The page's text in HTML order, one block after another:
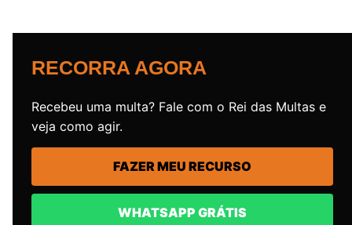
RECORRA AGORA
Recebeu uma multa? Fale com o Rei das Multas e
veja como agir.
FAZER MEU RECURSO
WHATSAPP GRÁTIS